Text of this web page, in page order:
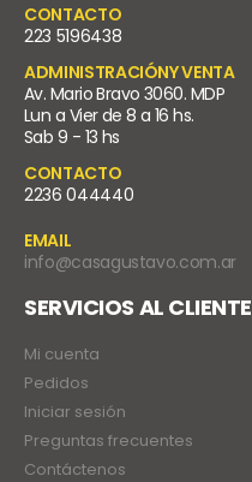
CONTACTO
223 5196438
ADMINISTRACIÓNY VENTA
Av. Mario Bravo 3060. MDP
Lun a Vier de 8 a 16 hs.
Sab 9 - 13 hs
CONTACTO
2236 044440
EMAIL
info@casagustavo.com.ar
SERVICIOS AL CLIENTE
Mi cuenta
Pedidos
Iniciar sesión
Preguntas frecuentes
Contáctenos